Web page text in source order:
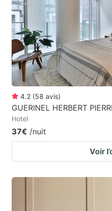
4.2 (58 avis)
GUERINEL HERBERT
Hotel
37€ /nuit
Voir